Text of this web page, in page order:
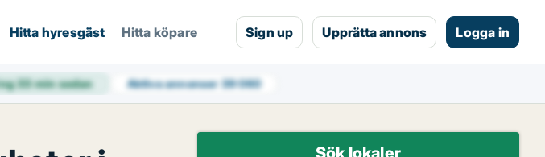
Hitta hyresgäst Hitta köpare Sign up Upprätta annons Logga in
33 min sedan Aktiva annonser39 060
Sök lokaler